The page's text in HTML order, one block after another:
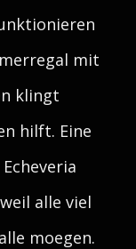
mit
klingt
hilft. Eine
alle viel
moegen.